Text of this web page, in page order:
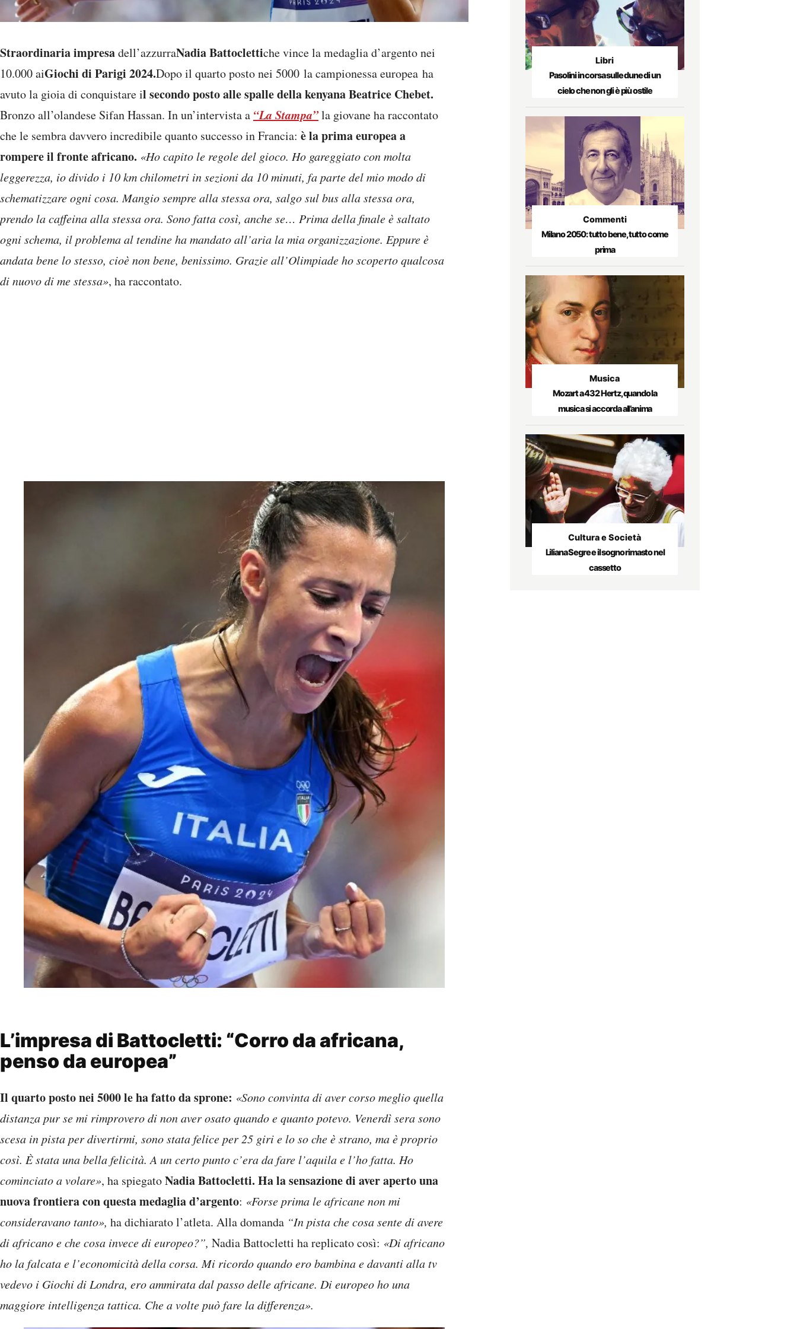
Straordinaria impresadell’azzurraNadia Battoclettiche vince la medaglia d’argento nei
10.000 aiGiochi di Parigi 2024.Dopo il quarto posto nei 5000 la campionessa europea ha
avuto la gioia di conquistare il secondo posto alle spalle della kenyana Beatrice Chebet.
Bronzo all’olandese Sifan Hassan. In un’intervista a “La Stampa”la giovane ha raccontato
che le sembra davvero incredibile quanto successo in Francia: è la prima europea a
rompere il fronte africano. «Ho capito le regole del gioco. Ho gareggiato con molta
leggerezza, io divido i 10 km chilometri in sezioni da 10 minuti, fa parte del mio modo di
schematizzare ogni cosa. Mangio sempre alla stessa ora, salgo sul bus alla stessa ora,
prendo la caffeina alla stessa ora. Sono fatta così, anche se… Prima della finale è saltato
ogni schema, il problema al tendine ha mandato all’aria la mia organizzazione. Eppure è
andata bene lo stesso, cioè non bene, benissimo. Grazie all’Olimpiade ho scoperto qualcosa
di nuovo di me stessa», ha raccontato.
L’impresa di Battocletti: “Corro da africana,
penso da europea”
Il quarto posto nei 5000 le ha fatto da sprone: «Sono convinta di aver corso meglio quella
distanza pur se mi rimprovero di non aver osato quando e quanto potevo. Venerdì sera sono
scesa in pista per divertirmi, sono stata felice per 25 giri e lo so che è strano, ma è proprio
così. È stata una bella felicità. A un certo punto c’era da fare l’aquila e l’ho fatta. Ho
cominciato a volare», ha spiegatoNadia Battocletti. Ha la sensazione di aver aperto una
nuova frontiera con questa medaglia d’argento: «Forse prima le africane non mi
consideravano tanto», ha dichiarato l’atleta. Alla domanda “In pista che cosa sente di avere
di africano e che cosa invece di europeo?”, Nadia Battocletti ha replicato così: «Di africano
ho la falcata e l’economicità della corsa. Mi ricordo quando ero bambina e davanti alla tv
vedevo i Giochi di Londra, ero ammirata dal passo delle africane. Di europeo ho una
maggiore intelligenza tattica. Che a volte può fare la differenza».
Libri
Pasolini in corsa sulle dune di un
cielo che non gli è più ostile
Commenti
Milano 2050: tutto bene, tutto come
prima
Musica
Mozart a 432 Hertz, quando la
musica si accorda all’anima
Cultura e Società
Liliana Segre e il sogno rimasto nel
cassetto